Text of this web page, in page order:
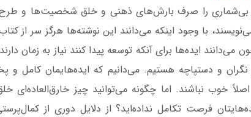
بی‌شماری را صرف بارش‌های ذهنی و خلق شخصیت‌ها و طرح
با وجود اینکه می‌دانند این نوشته‌ها هرگز سر از کتاب
می‌دانند ایده‌ها برای آنکه توسعه پیدا کنند نیاز به زمان
و دستپاچه هستیم. می‌دانیم که ایده‌هایمان کامل و
خوب نباشند. اما چگونه می‌توانید چیز خارق‌العاده‌ای
فرصت تکامل نداده‌اید؟ از دلایل دوری از